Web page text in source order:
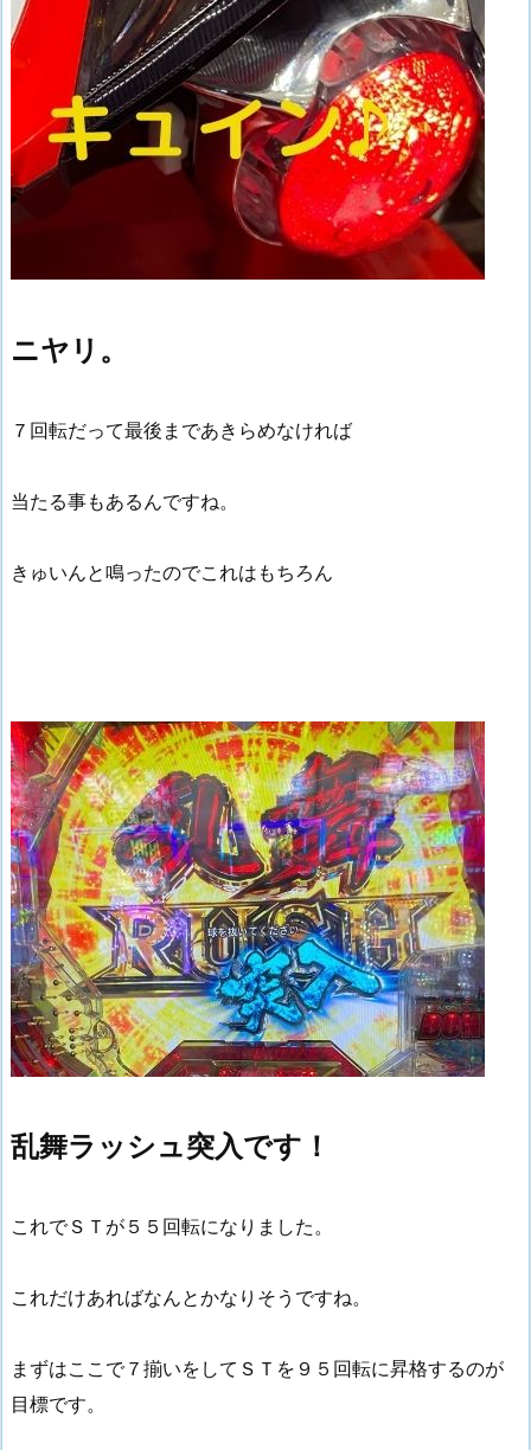
ニヤリ。
７回転だって最後まであきらめなければ
当たる事もあるんですね。
きゅいんと鳴ったのでこれはもちろん
乱舞ラッシュ突入です！
これでＳＴが５５回転になりました。
これだけあればなんとかなりそうですね。
まずはここで７揃いをしてＳＴを９５回転に昇格するのが
目標です。